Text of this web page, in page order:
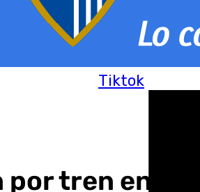
Tiktok
tren entre